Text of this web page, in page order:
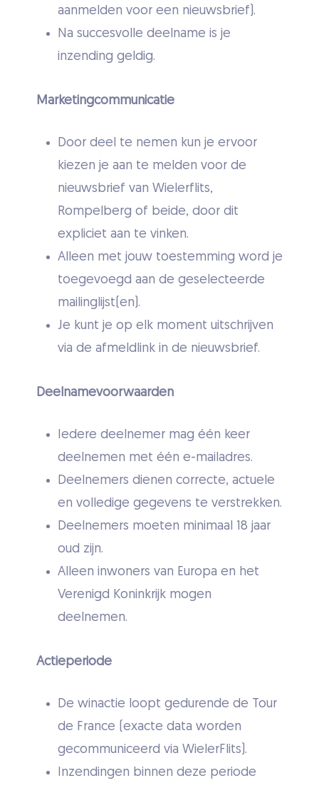
aanmelden voor een nieuwsbrief).
Na succesvolle deelname is je
inzending geldig.
Marketingcommunicatie
Door deel te nemen kun je ervoor
kiezen je aan te melden voor de
nieuwsbrief van Wielerflits,
Rompelberg of beide, door dit
expliciet aan te vinken.
Alleen met jouw toestemming word je
toegevoegd aan de geselecteerde
mailinglijst(en).
Je kunt je op elk moment uitschrijven
via de afmeldlink in de nieuwsbrief.
Deelnamevoorwaarden
Iedere deelnemer mag één keer
deelnemen met één e-mailadres.
Deelnemers dienen correcte, actuele
en volledige gegevens te verstrekken.
Deelnemers moeten minimaal 18 jaar
oud zijn.
Alleen inwoners van Europa en het
Verenigd Koninkrijk mogen
deelnemen.
Actieperiode
De winactie loopt gedurende de Tour
de France (exacte data worden
gecommuniceerd via WielerFlits).
Inzendingen binnen deze periode